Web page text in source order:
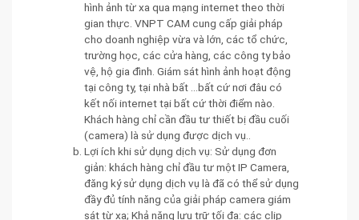
hình ảnh từ xa qua mạng internet theo thời
gian thực. VNPT CAM cung cấp giải pháp
cho doanh nghiệp vừa và lớn, các tổ chức,
trường học, các cửa hàng, các công ty bảo
vệ, hộ gia đình. Giám sát hình ảnh hoạt động
tại công ty, tại nhà bất ...bất cứ nơi đâu có
kết nối internet tại bất cứ thời điểm nào.
Khách hàng chỉ cần đầu tư thiết bị đầu cuối
(camera) là sử dụng được dịch vụ..
Lợi ích khi sử dụng dịch vụ: Sử dụng đơn
giản: khách hàng chỉ đầu tư một IP Camera,
đăng ký sử dụng dịch vụ là đã có thể sử dụng
đầy đủ tính năng của giải pháp camera giám
sát từ xa; Khả năng lưu trữ tối đa: các clip